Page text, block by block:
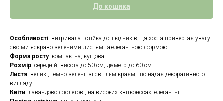
До кошика
Особливості: витривала і стійка до шкідників, ця хоста привертає увагу
своїми яскраво-зеленими листям та елегантною формою.
Форма росту: компактна, кущова.
Розмір: середній, висота до 50 см, діаметр до 60 см.
Листя: великі, темно-зелені, зі світлим краєм, що надає декоративного
вигляду.
Квіти: лавандово-фіолетові, на високих квітконосах, елегантні.